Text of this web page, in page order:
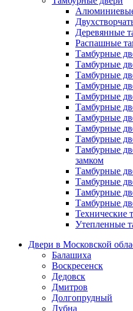
Деревянные
Распашные
Тамбурные
Тамбурные
Тамбурные
Тамбурные
Тамбурные
Тамбурные
Тамбурные
Тамбурные
Тамбурные
Тамбурные
замком
Тамбурные
Тамбурные
Тамбурные
Тамбурные
Технические
Утепленные
Двери в Московской
Балашиха
Воскресенск
Дедовск
Дмитров
Долгопрудный
Дубна